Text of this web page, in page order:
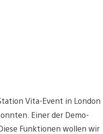
Vita-Event in London
Einer der Demo-
Funktionen wollen wir